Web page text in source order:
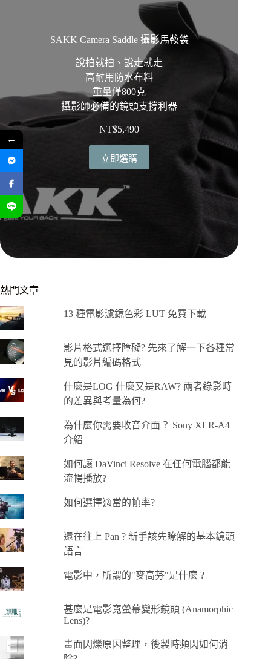
SAKK Camera Saddle 攝影馬鞍袋
說拍就拍、說走就走
高耐用防水布料
重量僅800克
攝影師必備的鏡頭支撐利器
NT$5,490
立即選購
熱門文章
13 種電影濾鏡色彩 LUT 免費下載
影片格式選擇障礙? 先來了解一下各種常
見的影片編碼格式
什麼是LOG 什麼又是RAW? 兩者錄影時
的差異與考量為何?
為什麼你需要收音介面？ Sony XLR-A4
介紹
如何讓 DaVinci Resolve 在任何電腦都能
流暢播放?
如何選擇適當的幀率?
還在往上 Pan ? 新手該先瞭解的基本鏡頭
語言
電影中，所謂的"麥高芬"是什麼 ?
甚麼是電影寬螢幕變形鏡頭 (Anamorphic
Lens)?
畫面閃爍原因整理，後製時頻閃如何消
←